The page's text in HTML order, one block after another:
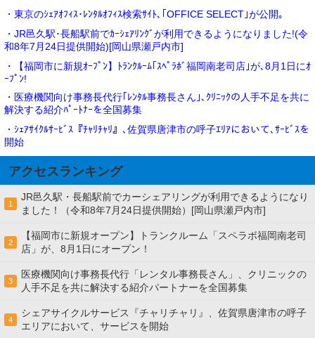
・東京のｼｪｱｵﾌｨｽ･ﾚﾝﾀﾙｵﾌｨｽ検索ｻｲﾄ､｢OFFICE SELECT｣が公開｡
・JR邑久駅･長船駅前でｶｰｼｪｱﾘﾝｸﾞが利用できるようになりました!(令
和8年7月24日提供開始)[岡山県瀬戸内市]
・【福岡市に新規ｵｰﾌﾟﾝ】ﾄﾗﾝｸﾙｰﾑ｢ｽﾍﾟﾗﾎﾞ福岡南老司店｣が､8月1日にｵ
ｰﾌﾟﾝ!
・医療機関向け事務長代行｢ﾚﾝﾀﾙ事務長さん｣､ｸﾘﾆｯｸの人手不足を共に
解決する紹介ﾊﾟｰﾄﾅｰを全国募集
・ｼｪｱｻｲｸﾙｻｰﾋﾞｽ『ﾁｬﾘﾁｬﾘ』､佐賀県唐津市の呼子ｴﾘｱにおいて､ｻｰﾋﾞｽを
開始
アクセスランキング
1
JR邑久駅・長船駅前でカーシェアリングが利用できるようになり
ました！（令和8年7月24日提供開始）[岡山県瀬戸内市]
2
【福岡市に新規オープン】トランクルーム「スペラボ福岡南老司
店」が、8月1日にオープン！
3
医療機関向け事務長代行「レンタル事務長さん」、クリニックの
人手不足を共に解決する紹介パートナーを全国募集
4
シェアサイクルサービス『チャリチャリ』、佐賀県唐津市の呼子
エリアにおいて、サービスを開始